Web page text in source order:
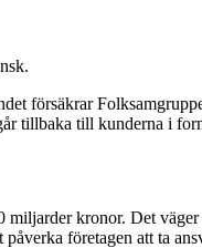
försäkrar
tillbaka till kunderna i
kronor. Det väger
företagen att ta